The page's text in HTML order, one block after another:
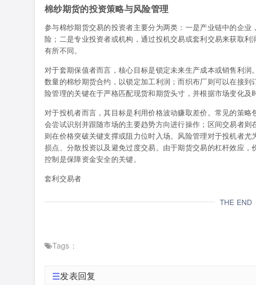
棉纱期货的投资策略与风险管理
参与棉纱期货交易的投资者主要分为两类：一是产业链中的企
险；二是专业投资者或机构，通过投机交易或套利交易来获取
有所不同。
对于套期保值者而言，核心目标是锁定未来生产成本或销售利
数量的棉纱期货合约，以锁定加工利润；而织布厂则可以在接
险管理的关键在于严格匹配现货和期货头寸，并根据市场变化及
对于投机者而言，其目标是利用价格波动赚取差价。常见的策
会尝试识别并跟随市场的主要趋势方向进行操作；区间交易者
则在价格突破关键支撑或阻力位时入场。风险管理对于投机者
损点、分散投资以及避免过度交易。由于期货交易的杠杆效应
控制是保障资金安全的关键。
套利交易者
THE END
Tags：
发表回复